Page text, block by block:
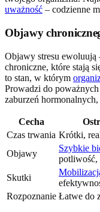
uważność – codzienne
Objawy
Objawy stresu ewoluują
chroniczne, które stają
to stan, w którym
Prowadzi do
zaburzeń hormonalnych,
Cecha
Czas trwania Krótki,
Objawy
Szybkie
potliwość,
Skutki
Rozpoznanie Łatwe do